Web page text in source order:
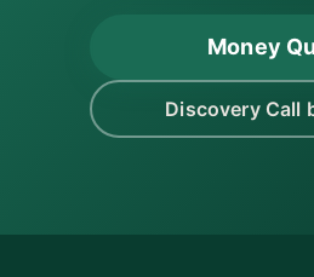
Money
Discovery Call